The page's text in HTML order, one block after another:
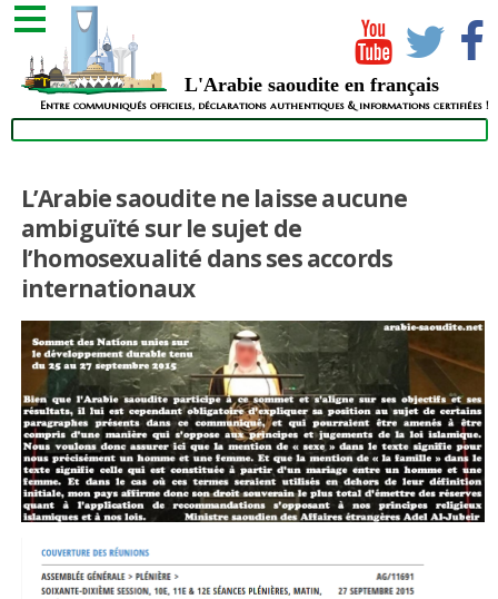
L'Arabie saoudite en français
Entre communiqués officiels, déclarations authentiques & informations certifiées !
L’Arabie saoudite ne laisse aucune
ambiguïté sur le sujet de
l’homosexualité dans ses accords
internationaux